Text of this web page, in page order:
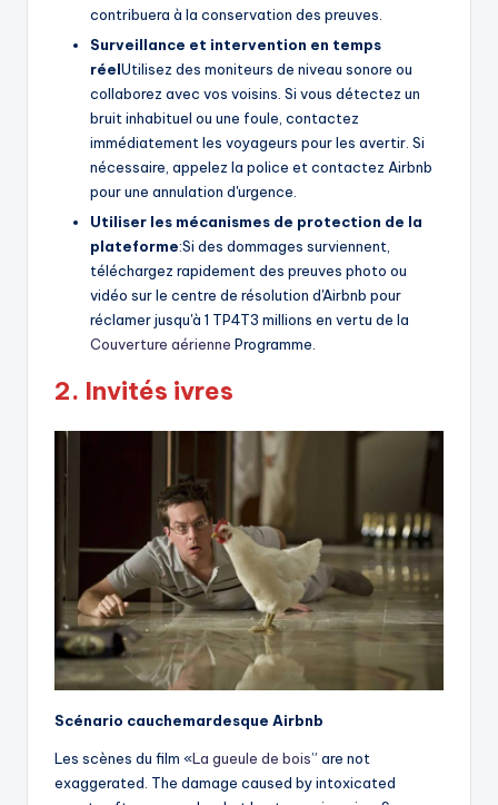
contribuera à la conservation des preuves.
Surveillance et intervention en temps
réelUtilisez des moniteurs de niveau sonore ou
collaborez avec vos voisins. Si vous détectez un
bruit inhabituel ou une foule, contactez
immédiatement les voyageurs pour les avertir. Si
nécessaire, appelez la police et contactez Airbnb
pour une annulation d'urgence.
Utiliser les mécanismes de protection de la
plateforme:Si des dommages surviennent,
téléchargez rapidement des preuves photo ou
vidéo sur le centre de résolution d'Airbnb pour
réclamer jusqu'à 1 TP4T3 millions en vertu de la
Couverture aérienne Programme.
2. Invités ivres
Scénario cauchemardesque Airbnb
Les scènes du film «La gueule de bois” are not
exaggerated. The damage caused by intoxicated